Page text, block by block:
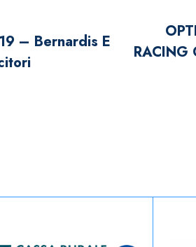
– Bernardis E
RACING